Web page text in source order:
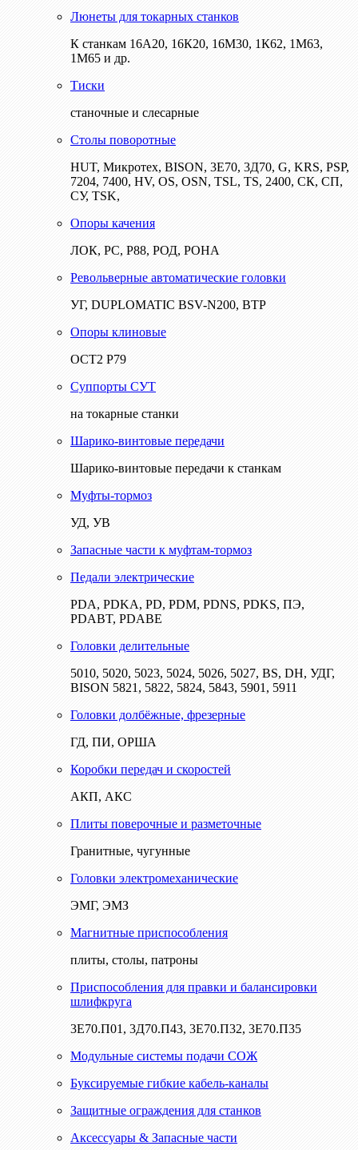
Люнеты для токарных станков
К станкам 16А20, 16К20, 16М30, 1К62, 1М63,
1М65 и др.
Тиски
станочные и слесарные
Столы поворотные
HUT, Микротех, BISON, 3Е70, 3Д70, G, KRS, PSP,
7204, 7400, HV, OS, OSN, TSL, TS, 2400, СК, СП,
СУ, TSK,
Опоры качения
ЛОК, РС, Р88, РОД, РОНА
Револьверные автоматические головки
УГ, DUPLOMATIC BSV-N200, ВТР
Опоры клиновые
ОСТ2 Р79
Суппорты СУТ
на токарные станки
Шарико-винтовые передачи
Шарико-винтовые передачи к станкам
Муфты-тормоз
УД, УВ
Запасные части к муфтам-тормоз
Педали электрические
PDA, PDKA, PD, PDM, PDNS, PDKS, ПЭ,
PDABT, PDABE
Головки делительные
5010, 5020, 5023, 5024, 5026, 5027, BS, DH, УДГ,
BISON 5821, 5822, 5824, 5843, 5901, 5911
Головки долбёжные, фрезерные
ГД, ПИ, ОРША
Коробки передач и скоростей
АКП, АКС
Плиты поверочные и разметочные
Гранитные, чугунные
Головки электромеханические
ЭМГ, ЭМЗ
Магнитные приспособления
плиты, столы, патроны
Приспособления для правки и балансировки
шлифкруга
3Е70.П01, 3Д70.П43, 3Е70.П32, 3Е70.П35
Модульные системы подачи СОЖ
Буксируемые гибкие кабель-каналы
Защитные ограждения для станков
Аксессуары & Запасные части